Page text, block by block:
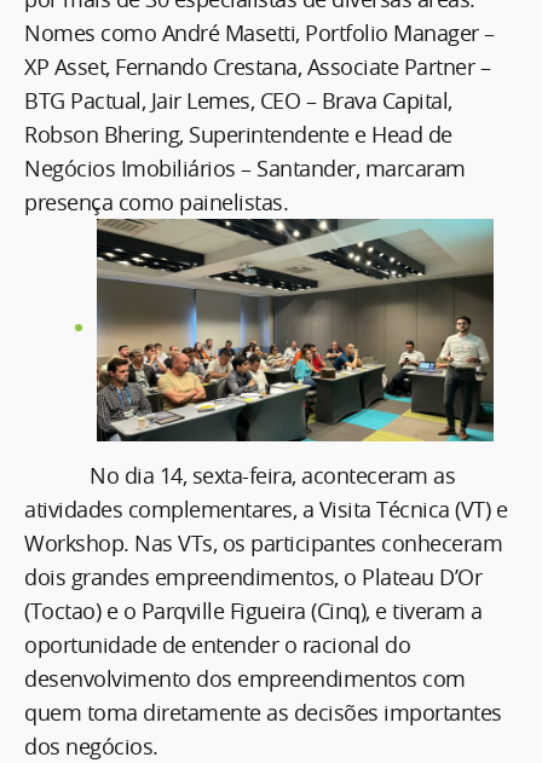
Nomes como André Masetti, Portfolio Manager –
XP Asset, Fernando Crestana, Associate Partner –
BTG Pactual, Jair Lemes, CEO – Brava Capital,
Robson Bhering, Superintendente e Head de
Negócios Imobiliários – Santander, marcaram
presença como painelistas.
No dia 14, sexta-feira, aconteceram as
atividades complementares, a Visita Técnica (VT) e
Workshop. Nas VTs, os participantes conheceram
dois grandes empreendimentos, o Plateau D’Or
(Toctao) e o Parqville Figueira (Cinq), e tiveram a
oportunidade de entender o racional do
desenvolvimento dos empreendimentos com
quem toma diretamente as decisões importantes
dos negócios.